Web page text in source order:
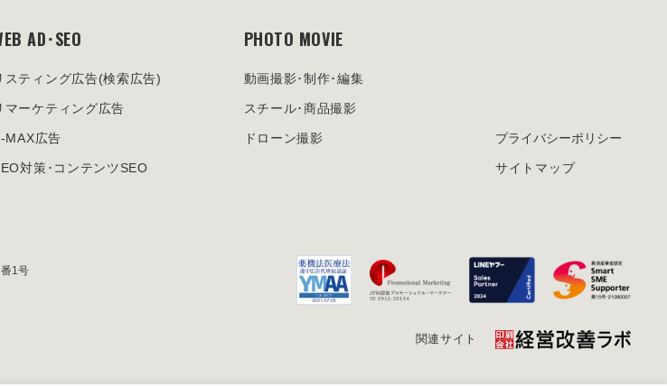
AD･SEO
スティング広告(検索広告)
マーケティング広告
MAX広告
対策･ コンテンツSEO
PHOTO MOVIE
動画撮影･制作･編集
スチール･商品撮影
ドローン撮影 プライバシーポリシー
サイトマップ
1号
関連サイト